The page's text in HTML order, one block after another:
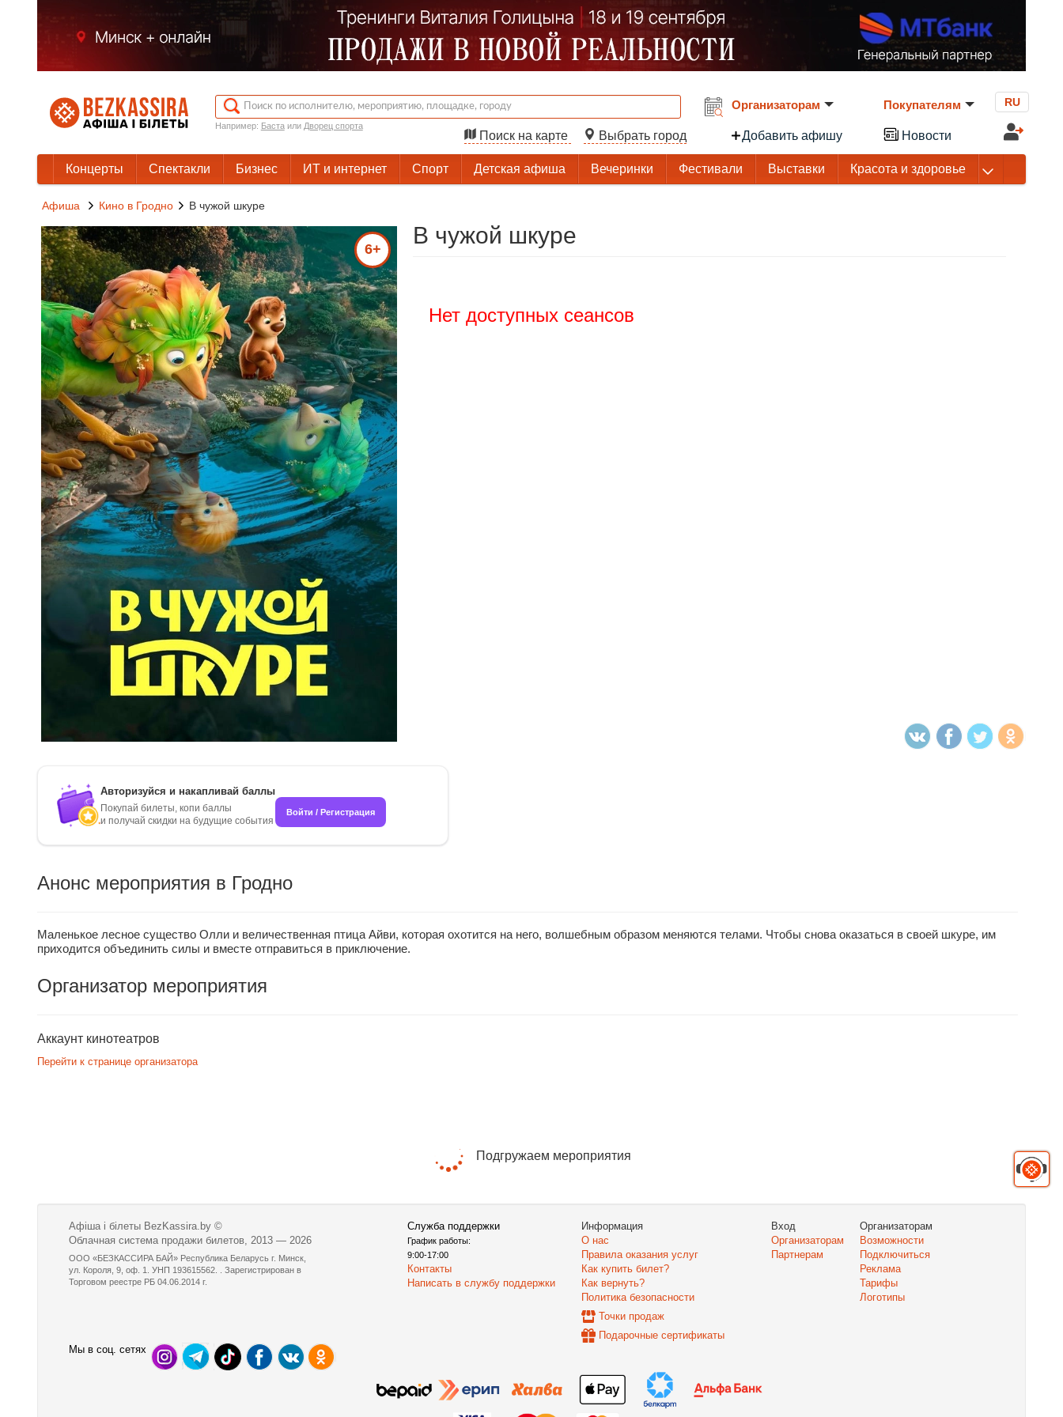
Например: Бастаили Дворец спорта
Поиск на карте Выбрать город
Организаторам
Добавить афишу
Покупателям
Новости
RU
Концерты Спектакли Бизнес ИТ и интернет Спорт Детская афиша Вечеринки Фестивали Выставки Красота и здоровье
Афиша Кино в Гродно В чужой шкуре
6+
В чужой шкуре
Нет доступных сеансов
Авторизуйся и накапливай баллы
Покупай билеты, копи баллы
и получай скидки на будущие события
Войти / Регистрация
Анонс мероприятия в Гродно
Маленькое лесное существо Олли и величественная птица Айви, которая охотится на него, волшебным образом меняются телами. Чтобы снова оказаться в своей шкуре, им
приходится объединить силы и вместе отправиться в приключение.
Организатор мероприятия
Аккаунт кинотеатров
Перейти к странице организатора
Подгружаем мероприятия
Афіша і білеты BezKassira.by ©
Облачная система продажи билетов, 2013 — 2026
ООО «БЕЗКАССИРА БАЙ» Республика Беларусь г. Минск,
ул. Короля, 9, оф. 1. УНП 193615562. . Зарегистрирован в
Торговом реестре РБ 04.06.2014 г.
Служба поддержки
График работы:
9:00-17:00
Контакты
Написать в службу поддержки
Информация
О нас
Правила оказания услуг
Как купить билет?
Как вернуть?
Политика безопасности
Точки продаж
Подарочные сертификаты
Вход
Организаторам
Партнерам
Организаторам
Возможности
Подключиться
Реклама
Тарифы
Логотипы
Мы в соц. сетях